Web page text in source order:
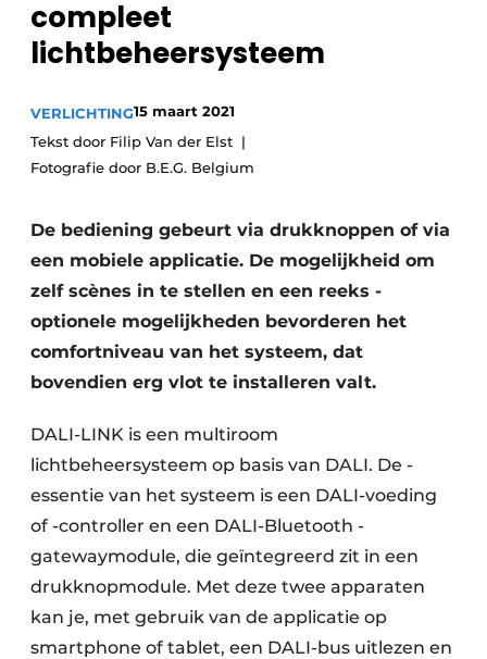
Vacature aanmelden
Vacatures
Sanitair
Binnenklimaat
Brandbeveiliging
Ventilatie
Warmtepompen
compleet
lichtbeheersysteem
VERLICHTING15 maart 2021
Tekst door Filip Van der Elst
Fotografie door B.E.G. Belgium
De bediening gebeurt via drukknoppen of via
een mobiele applicatie. De mogelijkheid om
zelf scènes in te stellen en een reeks ­
optionele mogelijkheden bevorderen het
comfortniveau van het systeem, dat
bovendien erg vlot te installeren valt.
DALI-LINK is een multiroom
lichtbeheersysteem op basis van DALI. De ­
essentie van het systeem is een DALI-voeding
of -controller en een ­DALI-Bluetooth ­
gatewaymodule, die geïntegreerd zit in een
drukknopmodule. Met deze twee apparaten
kan je, met gebruik van de applicatie op
smartphone of tablet, een DALI-bus uitlezen en